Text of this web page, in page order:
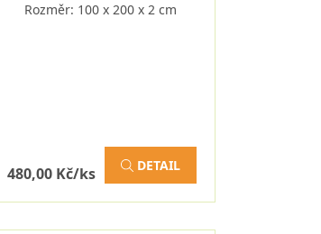
Rozměr: 100 x 200 x 2 cm
480,00 Kč/ks DETAIL